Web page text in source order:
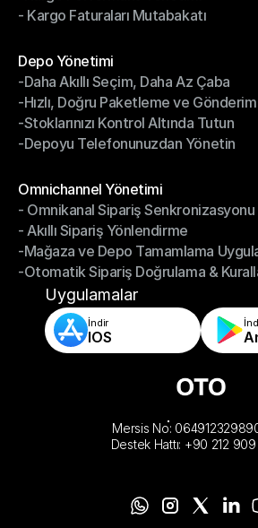
-Kargo Performans Yönetimi
- Kargo Faturaları Mutabakatı
Depo Yönetimi
Depo Yönetimi
-Daha Akıllı Seçim, Daha Az Çaba
-Daha Akıllı Seçim, Daha Az Çaba
-Hızlı, Doğru Paketleme ve Gönderim
-Hızlı, Doğru Paketleme ve Gönderim
-Stoklarınızı Kontrol Altında Tutun
-Stoklarınızı Kontrol Altında Tutun
-Depoyu Telefonunuzdan Yönetin
Omnichannel Yönetimi
Omnichannel Yönetimi
- Omnikanal Sipariş Senkronizasyonu
- Omnikanal Sipariş Senkronizasyonu
- Akıllı Sipariş Yönlendirme
- Akıllı Sipariş Yönlendirme
-Mağaza ve Depo Tamamlama
-Mağaza ve Depo Tamamlama
-Otomatik Sipariş Doğrulama &
-Otomatik Sipariş Doğrulama &
Uygulamalar
İndir
IOS
Mersis No:
Destek Hattı: +90 212